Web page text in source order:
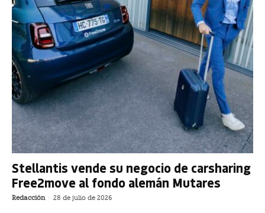
Stellantis vende su negocio de carsharing
Free2move al fondo alemán Mutares
Redacción - 28 de julio de 2026